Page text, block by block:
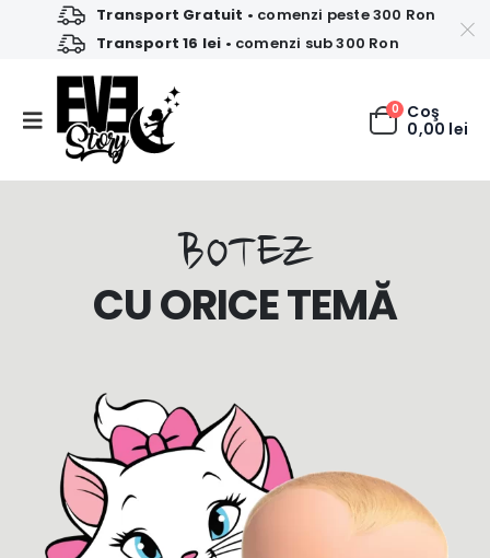
Transport Gratuit • comenzi peste 300 Ron
Transport 16 lei • comenzi sub 300 Ron
0 Coş
0,00 lei
BOTEZ
CU ORICE TEMĂ